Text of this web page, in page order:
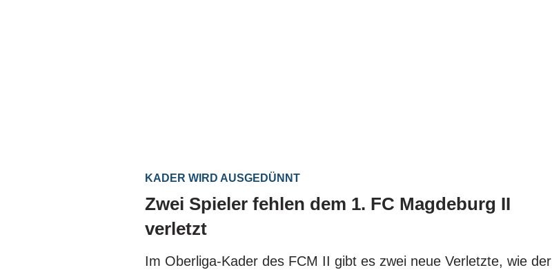
KADER WIRD AUSGEDÜNNT
Zwei Spieler fehlen dem 1. FC Magdeburg II
verletzt
Im Oberliga-Kader des FCM II gibt es zwei neue Verletzte, wie der